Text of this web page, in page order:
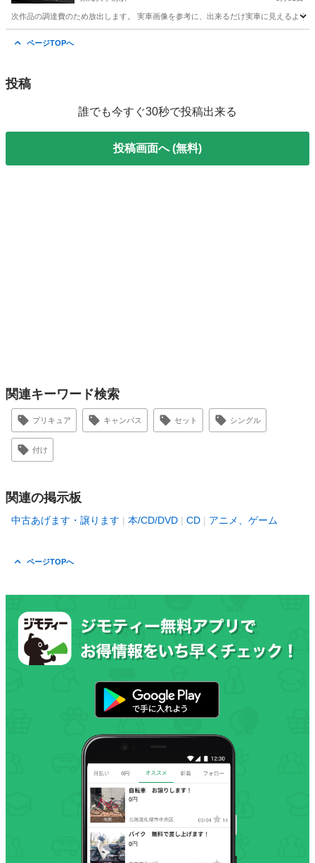
次作品の調達費のため放出します。 実車画像を参考に、出来るだけ実車に見えるよ
ページTOPへ
投稿
誰でも今すぐ30秒で投稿出来る
投稿画面へ (無料)
関連キーワード検索
プリキュア キャンバス セット シングル
付け
関連の掲示板
中古あげます・譲ります 本/CD/DVD CD アニメ、ゲーム
ページTOPへ